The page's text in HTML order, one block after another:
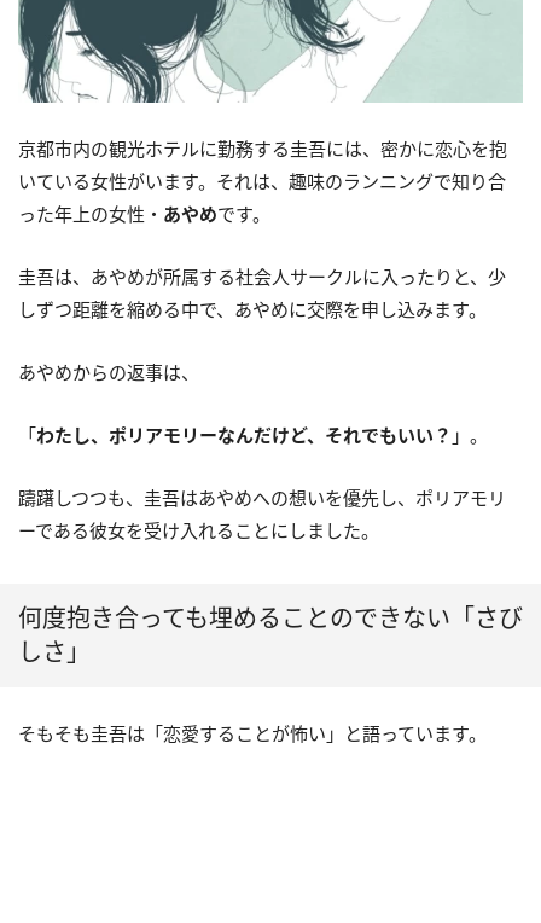
京都市内の観光ホテルに勤務する圭吾には、密かに恋心を抱
いている女性がいます。それは、趣味のランニングで知り合
った年上の女性・ あやめです。
圭吾は、あやめが所属する社会人サークルに入ったりと、少
しずつ距離を縮める中で、あやめに交際を申し込みます。
あやめからの返事は、
「わたし、ポリアモリーなんだけど、それでもいい？ 」。
躊躇しつつも、圭吾はあやめへの想いを優先し、ポリアモリ
ーである彼女を受け入れることにしました。
何度抱き合っても埋めることのできない「さび
しさ」
そもそも圭吾は「恋愛することが怖い」と語っています。